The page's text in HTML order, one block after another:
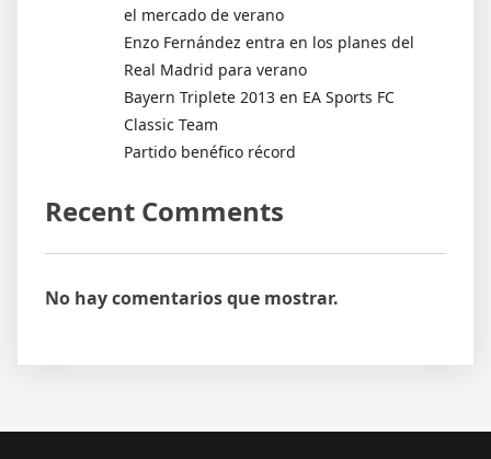
el mercado de verano
Enzo Fernández entra en los planes del
Real Madrid para verano
Bayern Triplete 2013 en EA Sports FC
Classic Team
Partido benéfico récord
Recent Comments
No hay comentarios que mostrar.